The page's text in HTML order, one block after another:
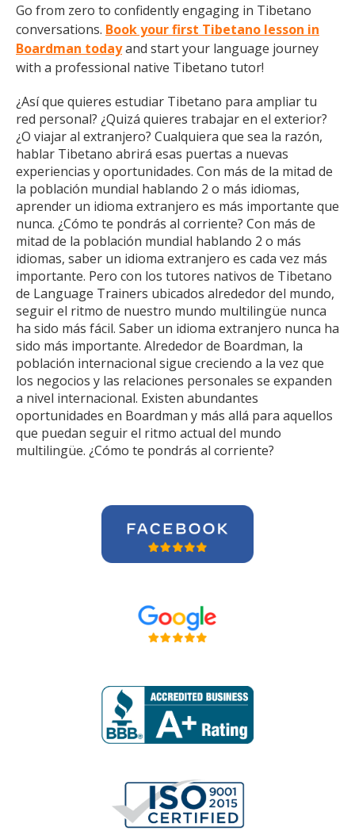
Go from zero to confidently engaging in Tibetano
conversations. Book your first Tibetano lesson in
Boardman todayand start your language journey
with a professional native Tibetano tutor!
¿Así que quieres estudiar Tibetano para ampliar tu
red personal? ¿Quizá quieres trabajar en el exterior?
¿O viajar al extranjero? Cualquiera que sea la razón,
hablar Tibetano abrirá esas puertas a nuevas
experiencias y oportunidades. Con más de la mitad de
la población mundial hablando 2 o más idiomas,
aprender un idioma extranjero es más importante que
nunca. ¿Cómo te pondrás al corriente? Con más de
mitad de la población mundial hablando 2 o más
idiomas, saber un idioma extranjero es cada vez más
importante. Pero con los tutores nativos de Tibetano
de Language Trainers ubicados alrededor del mundo,
seguir el ritmo de nuestro mundo multilingüe nunca
ha sido más fácil. Saber un idioma extranjero nunca ha
sido más importante. Alrededor de Boardman, la
población internacional sigue creciendo a la vez que
los negocios y las relaciones personales se expanden
a nivel internacional. Existen abundantes
oportunidades en Boardman y más allá para aquellos
que puedan seguir el ritmo actual del mundo
multilingüe. ¿Cómo te pondrás al corriente?